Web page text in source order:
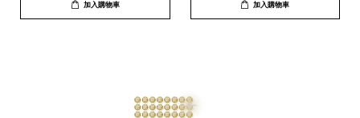
加入購物車 加入購物車